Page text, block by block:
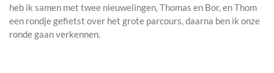
heb ik samen met twee nieuwelingen, Thomas en Bor, en Thom
een rondje gefietst over het grote parcours, daarna ben ik onze
ronde gaan verkennen.